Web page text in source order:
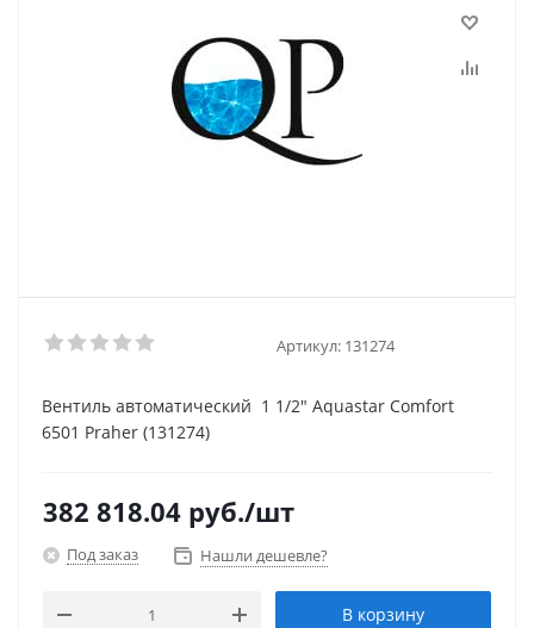
Артикул: 131274
Вентиль автоматический 1 1/2" Aquastar Comfort
6501 Praher (131274)
382 818.04 руб./шт
Под заказ Нашли дешевле?
В корзину